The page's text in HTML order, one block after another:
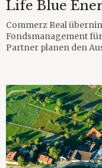
Life Blue
Commerz Real
Fondsmanagement
Partner planen den